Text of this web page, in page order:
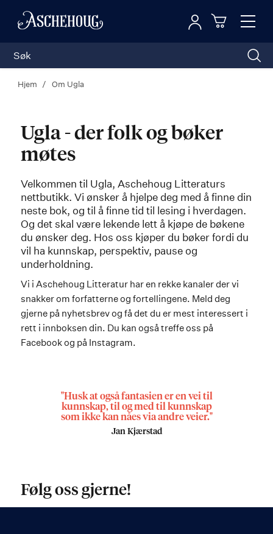
Toggle
Logg inn
Hjem Om Ugla
Ugla - der folk og bøker
møtes
Velkommen til Ugla, Aschehoug Litteraturs
nettbutikk. Vi ønsker å hjelpe deg med å finne din
neste bok, og til å finne tid til lesing i hverdagen.
Og det skal være lekende lett å kjøpe de bøkene
du ønsker deg. Hos oss kjøper du bøker fordi du
vil ha kunnskap, perspektiv, pause og
underholdning.
Vi i Aschehoug Litteratur har en rekke kanaler der vi
snakker om forfatterne og fortellingene. Meld deg
gjerne på nyhetsbrev og få det du er mest interessert i
rett i innboksen din. Du kan også treffe oss på
Facebook og på Instagram.
"Husk at også fantasien er en vei til
kunnskap, til og med til kunnskap
som ikke kan nåes via andre veier."
Jan Kjærstad
Følg oss gjerne!